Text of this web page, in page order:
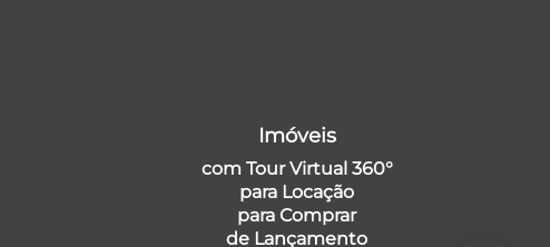
Imóveis
com Tour Virtual 360°
para Locação
para Comprar
de Lançamento